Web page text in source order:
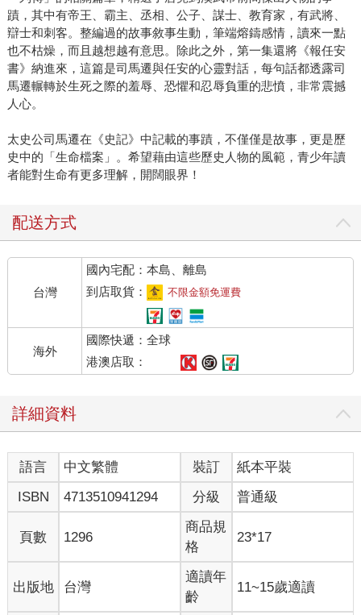
蹟，其中有帝王、霸主、丞相、公子、謀士、教育家，有武將、
辯士和刺客。整編過的故事敘事生動，筆端熔鑄感情，讀來一點
也不枯燥，而且越想越有意思。除此之外，第一集還將《報任安
書》納進來，這篇是司馬遷與任安的心靈對話，每句話都透露司
馬遷輾轉於生死之際的羞辱、恐懼和忍辱負重的悲憤，非常震撼
人心。
太史公司馬遷在《史記》中記載的事蹟，不僅僅是故事，更是歷
史中的「生命檔案」。希望藉由這些歷史人物的風範，青少年讀
者能對生命有更多理解，開闊眼界！
配送方式
台灣
國內宅配：本島、離島
到店取貨：
不限金額免運費
海外
國際快遞：全球
港澳店取：
詳細資料
語言 中文繁體 裝訂
紙本平裝
ISBN
4713510941294 分級 普通級
頁數 1296
商品規
格
23*17
出版地 台灣
適讀年
齡
11~15歲適讀